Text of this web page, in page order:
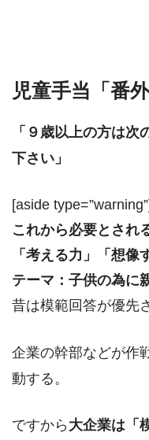
児童手当「番外
「９歳以上の方は
下さい」
[aside
これから必要とされ
「考える力」「想像
テーマ：子供の為に
昔は模範回答が優先
企業の幹部などが作
動する。
ですから 大企業は「